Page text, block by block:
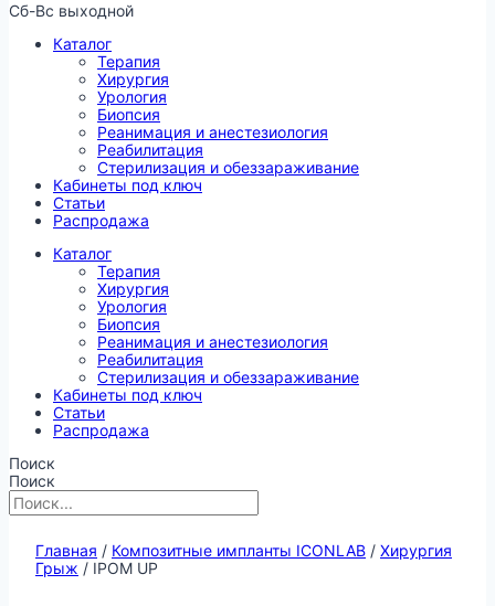
Сб-Вс выходной
Каталог
Терапия
Хирургия
Урология
Биопсия
Реанимация и анестезиология
Реабилитация
Стерилизация и обеззараживание
Кабинеты под ключ
Статьи
Распродажа
Каталог
Терапия
Хирургия
Урология
Биопсия
Реанимация и анестезиология
Реабилитация
Стерилизация и обеззараживание
Кабинеты под ключ
Статьи
Распродажа
Поиск
Поиск
Главная / Композитные импланты ICONLAB / Хирургия
Грыж / IPOM UP